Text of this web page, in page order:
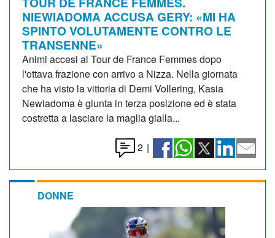
NIEWIADOMA ACCUSA GERY: «MI HA
SPINTO VOLUTAMENTE CONTRO LE
TRANSENNE»
Animi accesi al Tour de France Femmes dopo
l'ottava frazione con arrivo a Nizza. Nella giornata
che ha visto la vittoria di Demi Vollering, Kasia
Newiadoma è giunta in terza posizione ed è stata
costretta a lasciare la maglia gialla...
2 |
DONNE